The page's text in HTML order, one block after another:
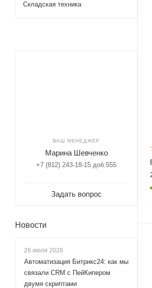
Складская техника
ВАШ МЕНЕДЖЕР
Марина Шевченко
+7 (812) 243-18-15 доб.555
Задать вопрос
Новости
26 июля 2026
Автоматизация Битрикс24: как мы
связали CRM с ПейКипером
двумя скриптами